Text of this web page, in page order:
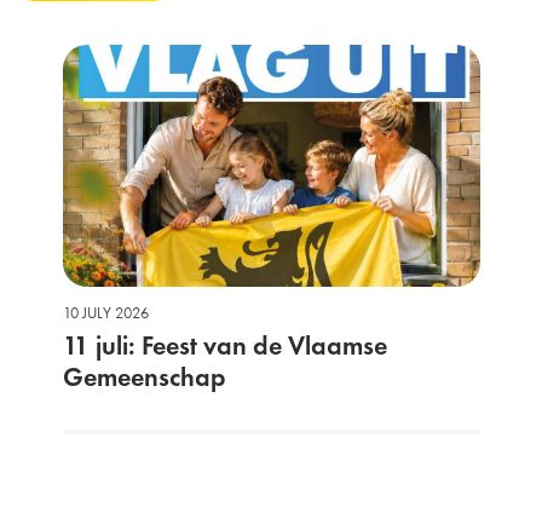
10 JULY 2026
11 juli: Feest van de Vlaamse
Gemeenschap